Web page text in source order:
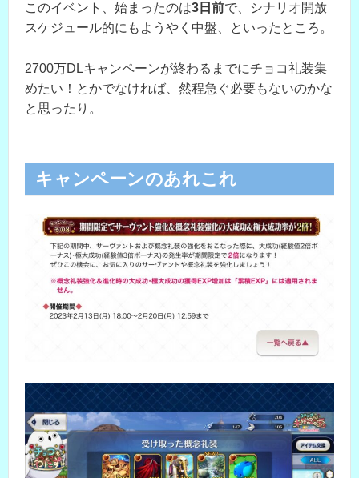
このイベント、始まったのは3日前で、シナリオ開放
スケジュール的にもようやく中盤、といったところ。
2700万DLキャンペーンが終わるまでにチョコ礼装集
めたい！とかでなければ、然程急ぐ必要もないのかな
と思ったり。
キャンペーンのあれこれ